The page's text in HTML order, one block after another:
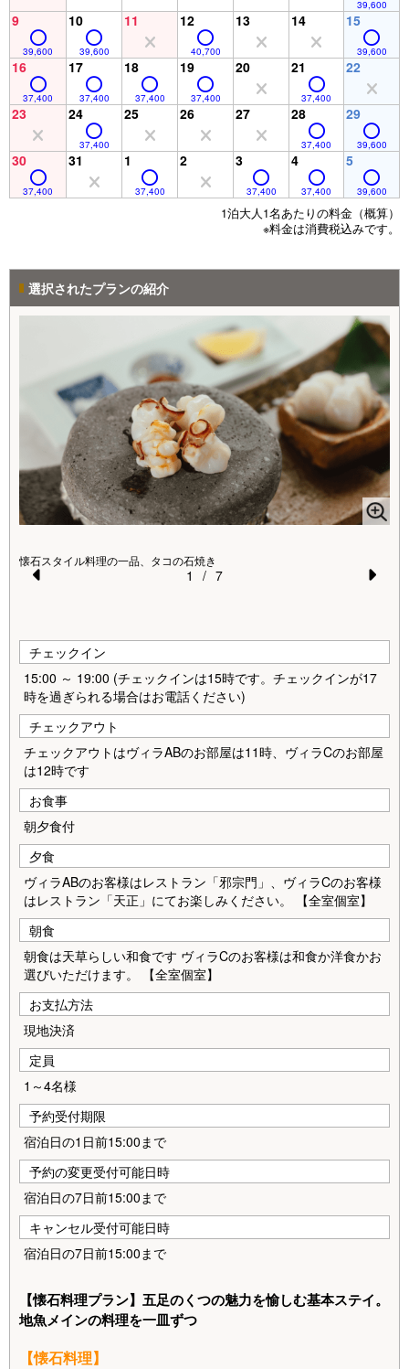
39,600
9
39,600
10
39,600
11 12
40,700
13 14 15
39,600
16
37,400
17
37,400
18
37,400
19
37,400
20 21
37,400
22
23 24
37,400
25 26 27 28
37,400
29
39,600
30
37,400
31 1
37,400
2 3
37,400
4
37,400
5
39,600
1泊大人1名あたりの料金（概算）
※料金は消費税込みです。
選択されたプランの紹介
vi
o
u
s
懐石スタイル料理の一品、タコの石焼き
1 / 7
チェックイン
15:00 ～ 19:00 (チェックインは15時です。チェックインが17
時を過ぎられる場合はお電話ください)
チェックアウト
チェックアウトはヴィラABのお部屋は11時、ヴィラCのお部屋
は12時です
お食事
朝夕食付
夕食
ヴィラABのお客様はレストラン「邪宗門」、ヴィラCのお客様
はレストラン「天正」にてお楽しみください。 【全室個室】
朝食
朝食は天草らしい和食です ヴィラCのお客様は和食か洋食かお
選びいただけます。 【全室個室】
お支払方法
現地決済
定員
1～4名様
予約受付期限
宿泊日の1日前15:00まで
予約の変更受付可能日時
宿泊日の7日前15:00まで
キャンセル受付可能日時
宿泊日の7日前15:00まで
【懐石料理プラン】五足のくつの魅力を愉しむ基本ステイ。
地魚メインの料理を一皿ずつ
【懐石料理】